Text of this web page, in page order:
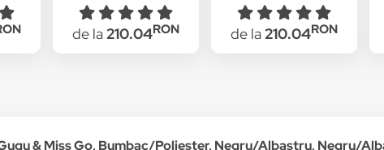
carantina,
Galben/Negru
de la210.04RON
Go, Bumbac/Poliester,
Negru/Albastru,
Negru/Albastru
de la210.04RON
& Miss Go, Bumbac/Poliester, Negru/Albastru, Negru/